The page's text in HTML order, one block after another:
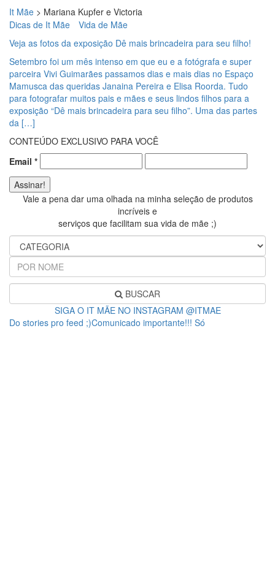
It Mãe > Mariana Kupfer e Victoria
Dicas de It Mãe
Vida de Mãe
Veja as fotos da exposição Dê mais brincadeira para seu filho!
Setembro foi um mês intenso em que eu e a fotógrafa e super
parceira Vivi Guimarães passamos dias e mais dias no Espaço
Mamusca das queridas Janaina Pereira e Elisa Roorda. Tudo
para fotografar muitos pais e mães e seus lindos filhos para a
exposição “Dê mais brincadeira para seu filho”. Uma das partes
da […]
CONTEÚDO EXCLUSIVO PARA VOCÊ
Email *
Vale a pena dar uma olhada na minha seleção de produtos
incríveis e
serviços que facilitam sua vida de mãe ;)
BUSCAR
SIGA O IT MÃE NO INSTAGRAM @ITMAE
Do stories pro feed ;)Comunicado importante!!! Só